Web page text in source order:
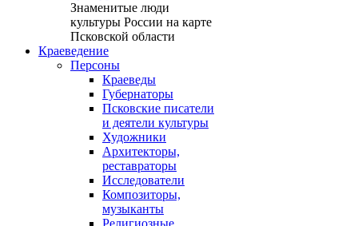
Знаменитые люди
культуры России на карте
Псковской области
Краеведение
Персоны
Краеведы
Губернаторы
Псковские писатели
и деятели культуры
Художники
Архитекторы,
реставраторы
Исследователи
Композиторы,
музыканты
Религиозные